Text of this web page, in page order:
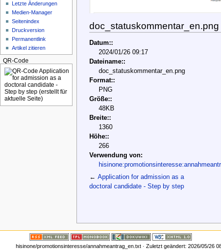
doc_statuskommentar_en.png
Datum::
2024/01/26 09:17
Dateiname::
doc_statuskommentar_en.png
Format::
PNG
Größe::
48KB
Breite::
1360
Höhe::
266
Verwendung von:
←Application for admission as a
doctoral candidate - Step by step
Letzte Änderungen
Medien-Manager
Seitenindex
Druckversion
Permanentlink
Artikel zitieren
QR-Code
hisinone/promotionsinteresse/annahmeantrag_en.txt· Zuletzt geändert: 2026/05/26